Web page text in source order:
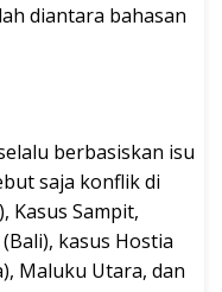
diantara bahasan
berbasiskan isu
saja konflik di
Kasus Sampit,
kasus Hostia
Maluku Utara, dan